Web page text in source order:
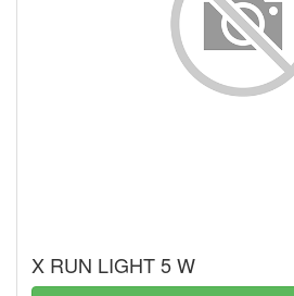
X RUN LIGHT 5 W